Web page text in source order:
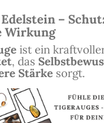
–
Wirkung
ist ein
, das
Stärke sorgt.